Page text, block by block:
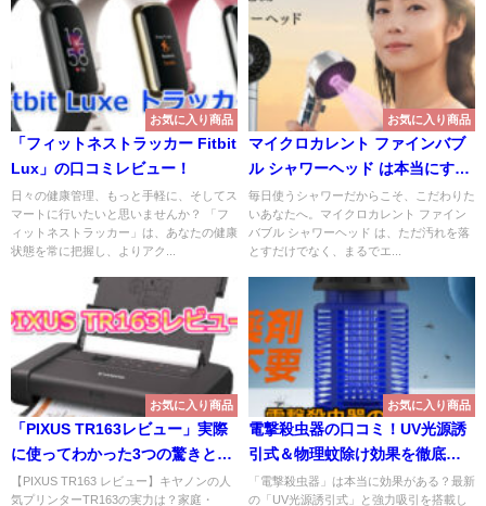
お気に入り商品
「フィットネストラッカー Fitbit
Lux」の口コミレビュー！
日々の健康管理、もっと手軽に、そしてス
マートに行いたいと思いませんか？ 「フ
ィットネストラッカー」は、あなたの健康
状態を常に把握し、よりアク...
お気に入り商品
マイクロカレント ファインバブ
ル シャワーヘッド は本当にすご
い？
毎日使うシャワーだからこそ、こだわりた
いあなたへ。マイクロカレント ファイン
バブル シャワーヘッド は、ただ汚れを落
とすだけでなく、まるでエ...
お気に入り商品
「PIXUS TR163レビュー」実際
に使ってわかった3つの驚きと評
判の真相
【PIXUS TR163 レビュー】キヤノンの人
気プリンターTR163の実力は？家庭・
お気に入り商品
電撃殺虫器の口コミ！UV光源誘
引式＆物理蚊除け効果を徹底検
証
「電撃殺虫器」は本当に効果がある？最新
の「UV光源誘引式」と強力吸引を搭載し